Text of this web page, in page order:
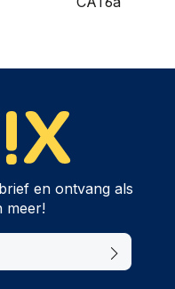
en ontvang als
meer!